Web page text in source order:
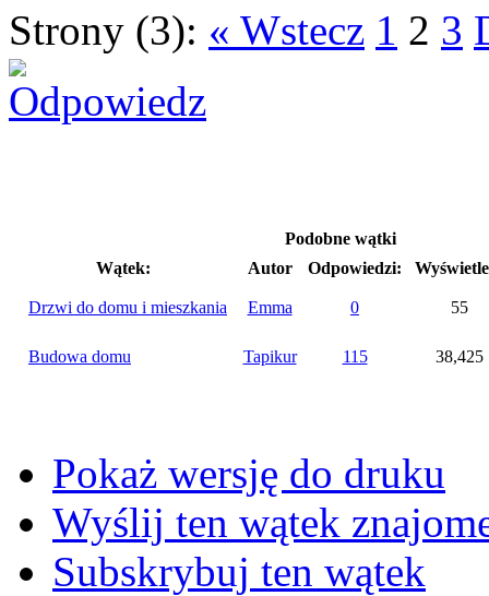
Strony (3): « Wstecz 1 2 3
Podobne wątki
Wątek:
Autor Odpowiedzi:
Drzwi do domu i mieszkania Emma 0 55
Budowa domu Tapikur 115 38,425
Pokaż wersję do druku
Wyślij ten wątek
Subskrybuj ten wątek